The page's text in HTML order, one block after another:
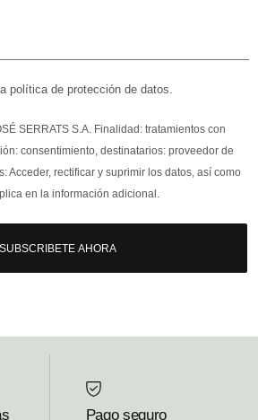
política de protección de datos.
SERRATS S.A. Finalidad: tratamientos con
consentimiento, destinatarios: proveedor de
Acceder, rectificar y suprimir los datos, así como
en la información adicional.
SUBSCRIBETE AHORA
Pago seguro